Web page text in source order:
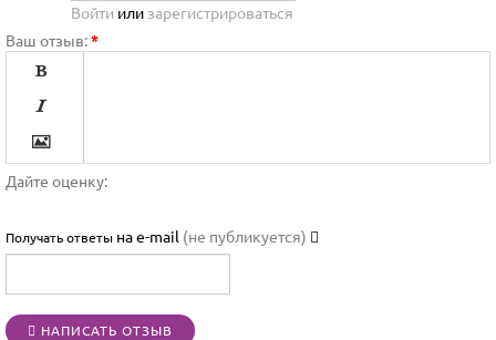
Войти или зарегистрироваться
Ваш отзыв:*







Дайте оценку:
Получать ответы на e-mail (не публикуется)
НАПИСАТЬ ОТЗЫВ